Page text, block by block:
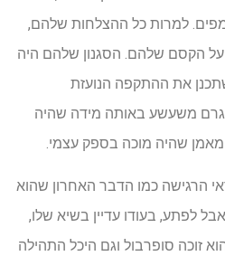
למרות כל ההצלחות שלהם,
על הקסם שלהם. הסגנון שלהם היה
את ההתקפה הנועזת
גרם משעשע באותה מידה שהיה
מאמן שהיה מוכה בספק עצמי.
של יאנג ב-1987 בוודאי הרגישה כמו הדבר האחרון שהוא
לפתע, בעודו עדיין בשיא שלו,
זוכה סופרבול וגם היכל התהילה